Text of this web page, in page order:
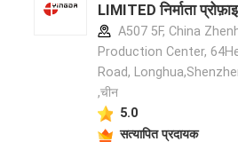
LIMITED निर्माता
A507 5F, China
Production Center,
Road,
,चीन
5.0
सत्यापित प्रदायक